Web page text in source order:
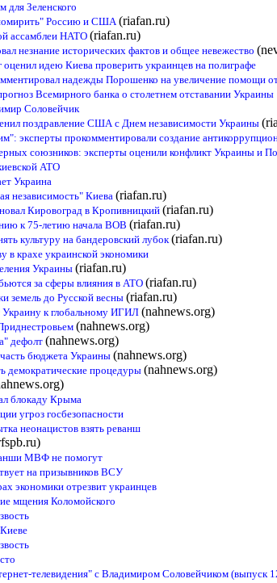
для Зеленского
Россию и США(riafan.ru)
ассамблеи НАТО (riafan.ru)
незнание исторических фактов и общее невежество
идею Киева проверить украинцев на полиграфе
надежды Порошенко на увеличение помощи
Всемирного банка о столетнем отставании Украины
Соловейчик
поздравление США с Днем независимости Украины
эксперты прокомментировали создание
союзников: эксперты оценили конфликт Украины и
АТО
Украина
независимость" Киева(riafan.ru)
Кировоград в Кропивницкий (riafan.ru)
к 75-летию начала ВОВ (riafan.ru)
культуру на бандеровский лубок(riafan.ru)
в крахе украинской экономики
Украины(riafan.ru)
за сферы влияния в АТО (riafan.ru)
земель до Русской весны(riafan.ru)
Украину к глобальному ИГИЛ (nahnews.org)
(nahnews.org)
дефолт (nahnews.org)
бюджета Украины (nahnews.org)
демократические процедуры (nahnews.org)
блокаду Крыма
угроз госбезопасности
неонацистов взять реванш
МВФ не помогут
на призывников ВСУ
экономики отрезвит украинцев
мщения Коломойского
телевидения" с Владимиром Соловейчиком (выпуск